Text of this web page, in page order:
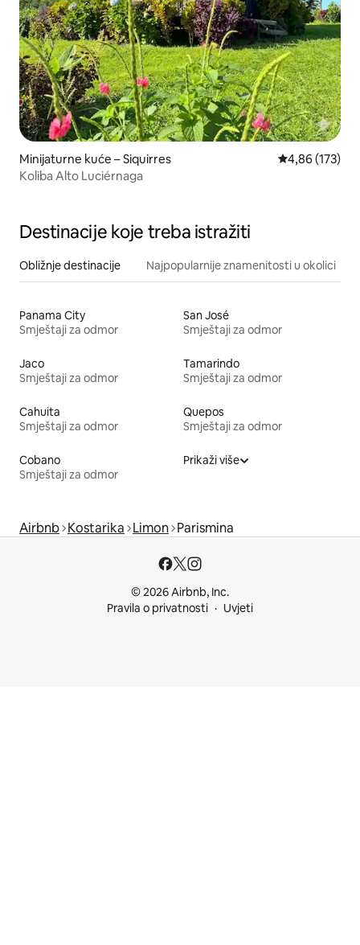
Minijaturne kuće – Siquirres Prosječna
4,86 (173)
Koliba Alto Luciérnaga
Destinacije koje treba istražiti
Obližnje destinacije Najpopularnije znamenitosti u okolici
Panama City
Smještaji za odmor
San José
Smještaji za odmor
Jaco
Smještaji za odmor
Tamarindo
Smještaji za odmor
Cahuita
Smještaji za odmor
Quepos
Smještaji za odmor
Cobano
Smještaji za odmor
Prikaži više
Airbnb Kostarika Limon Parismina
© 2026 Airbnb, Inc.
Pravila o privatnosti
Uvjeti